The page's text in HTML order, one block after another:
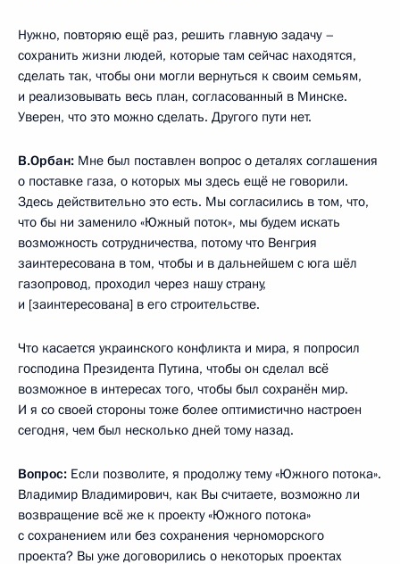
Нужно, повторяю ещё раз, решить главную задачу –
сохранить жизни людей, которые там сейчас находятся,
сделать так, чтобы они могли вернуться к своим семьям,
и реализовывать весь план, согласованный в Минске.
Уверен, что это можно сделать. Другого пути нет.
В.Орбан: Мне был поставлен вопрос о деталях соглашения
о поставке газа, о которых мы здесь ещё не говорили.
Здесь действительно это есть. Мы согласились в том, что,
что бы ни заменило «Южный поток», мы будем искать
возможность сотрудничества, потому что Венгрия
заинтересована в том, чтобы и в дальнейшем с юга шёл
газопровод, проходил через нашу страну,
и [заинтересована] в его строительстве.
Что касается украинского конфликта и мира, я попросил
господина Президента Путина, чтобы он сделал всё
возможное в интересах того, чтобы был сохранён мир.
И я со своей стороны тоже более оптимистично настроен
сегодня, чем был несколько дней тому назад.
Вопрос: Если позволите, я продолжу тему «Южного потока».
Владимир Владимирович, как Вы считаете, возможно ли
возвращение всё же к проекту «Южного потока»
с сохранением или без сохранения черноморского
проекта? Вы уже договорились о некоторых проектах